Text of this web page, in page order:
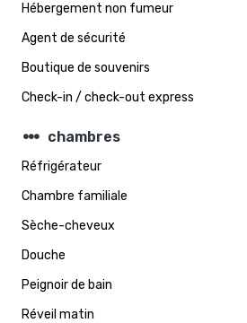
Hébergement non fumeur
Agent de sécurité
Boutique de souvenirs
Check-in / check-out express
steppers chambres
Réfrigérateur
Chambre familiale
Sèche-cheveux
Douche
Peignoir de bain
Réveil matin